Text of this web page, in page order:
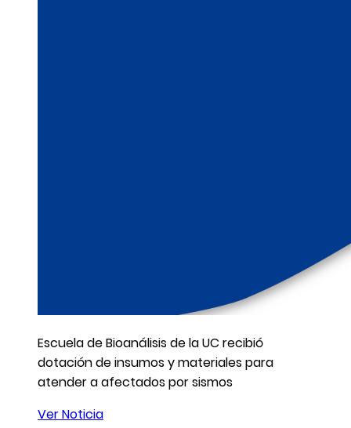
Escuela de Bioanálisis de la UC recibió
dotación de insumos y materiales para
atender a afectados por sismos
Ver Noticia